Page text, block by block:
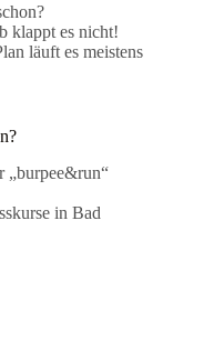
klappt es nicht!
läuft es meistens
„burpee&run“
in Bad